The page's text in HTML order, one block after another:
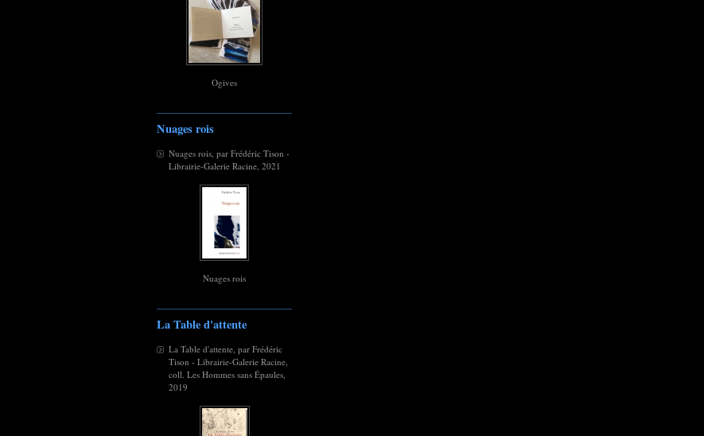
Ogives
Nuages rois
Nuages rois, par Frédéric Tison -
Librairie-Galerie Racine, 2021
Nuages rois
La Table d'attente
La Table d'attente, par Frédéric
Tison - Librairie-Galerie Racine,
coll. Les Hommes sans Épaules,
2019